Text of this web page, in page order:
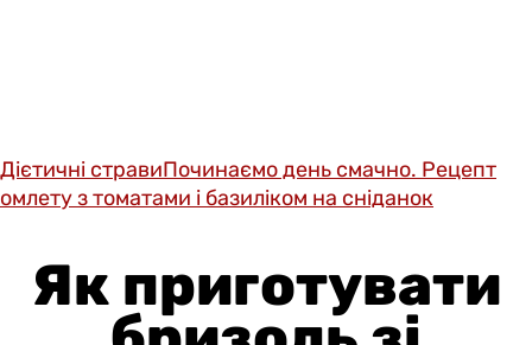
Дієтичні стравиПочинаємо день смачно. Рецепт
омлету з томатами і базиліком на сніданок
Як приготувати